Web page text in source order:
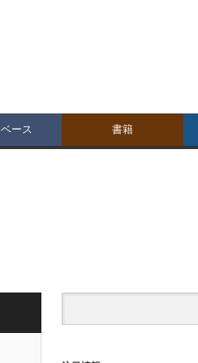
ース 書籍